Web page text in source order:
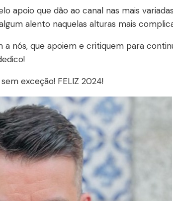
apoio que dão ao canal nas mais
alento naquelas alturas mais
a nós, que apoiem e critiquem para
exceção! FELIZ 2024!